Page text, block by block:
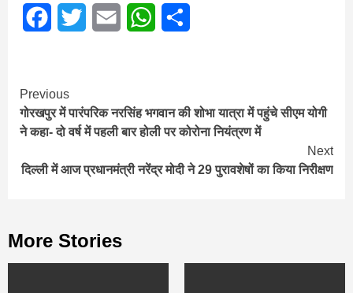
FacebookTwitter Email WhatsApp
Continue
Reading
Previous
गोरखपुर में पारंपरिक नरसिंह भगवान की शोभा यात्रा में पहुंचे सीएम योगी
ने कहा- दो वर्ष में पहली बार होली पर कोरोना नियंत्रण में
Next
दिल्ली में आज प्रधानमंत्री नरेंद्र मोदी ने 29 पुरावशेषों का किया निरीक्षण
More Stories